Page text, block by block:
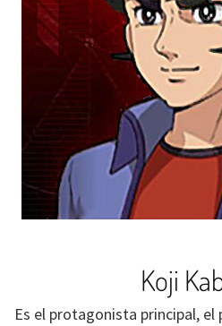
Koji
Es el protagonista principal,